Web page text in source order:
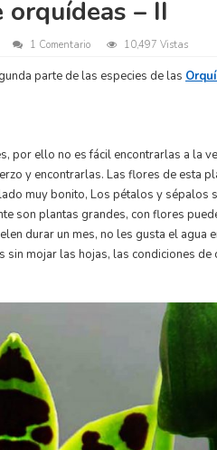
orquídeas – II
1 Comentario 10,497 Vistas
parte de las especies de las
por ello no es fácil encontrarlas a la
y encontrarlas. Las flores de esta
muy bonito, Los pétalos y sépalos
son plantas grandes, con flores
durar un mes, no les gusta el agua
mojar las hojas, las condiciones de